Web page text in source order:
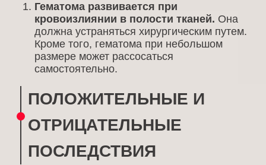
Гематома развивается при
кровоизлиянии в полости тканей. Она
должна устраняться хирургическим путем.
Кроме того, гематома при небольшом
размере может рассосаться
самостоятельно.
ПОЛОЖИТЕЛЬНЫЕ И
ОТРИЦАТЕЛЬНЫЕ
ПОСЛЕДСТВИЯ